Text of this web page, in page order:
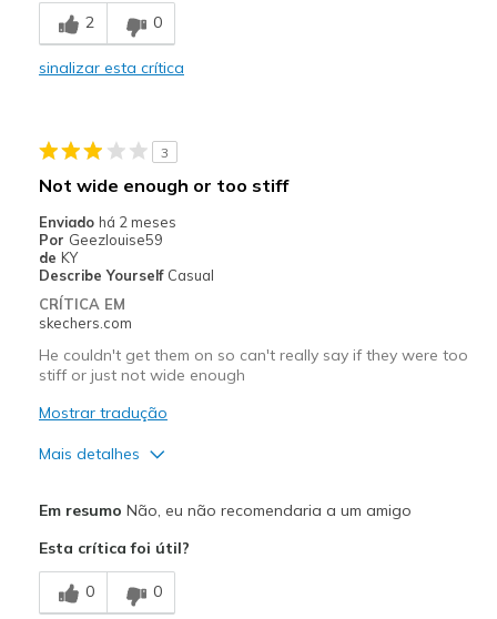
Stylish
Going Out
Width
Sizing
Feels true to size
View On Shoes
2 0
sinalizar esta crítica
3
Not wide enough or too stiff
Enviado há 2 meses
Por Geezlouise59
de KY
Describe Yourself Casual
CRÍTICA EM
skechers.com
He couldn't get them on so can't really say if they were too
stiff or just not wide enough
Mostrar tradução
Mais detalhes
Contras
Need Break In
Em resumo Não, eu não recomendaria a um amigo
Esta crítica foi útil?
0 0